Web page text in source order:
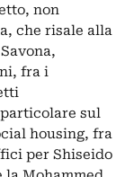
non
che risale alla
fra i
sul
housing, fra
per Shiseido